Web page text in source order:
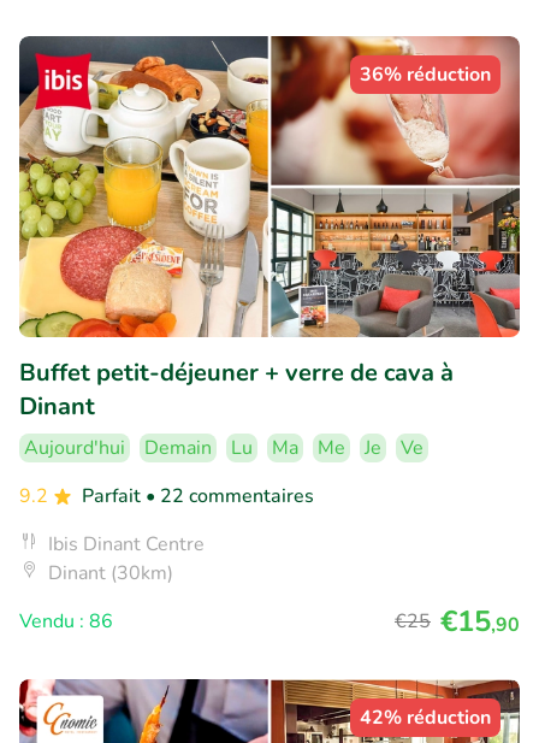
36% réduction
Buffet petit-déjeuner + verre de cava à
Dinant
Aujourd'hui Demain Lu Ma Me Je
Ve
9.2
Parfait • 22 commentaires
Ibis Dinant Centre
Dinant (30km)
Vendu : 86
€25 €15,90
42% réduction